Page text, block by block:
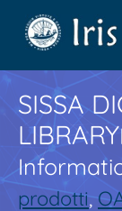
SISSA
LIBRARY
prodotti,